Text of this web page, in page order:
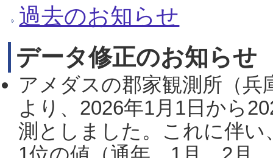
過去のお知らせ
データ修正のお知らせ
アメダスの郡家観測所（
より、2026年1月1日から
測としました。これに伴い